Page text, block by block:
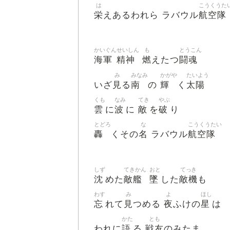
栄
は
えあるわれら ラバウル航空隊
こうくうた
海軍
かいぐん
精神
せいしん
燃
も
えたつ闘魂
とうこん
いざ 見
み
る南
みなみ
の 輝
かがや
く 太陽
たいよう
雲
くも
に波
なみ
に 敵
てき
を破
やぶ
り
轟
とどろ
くその名
な
ラバウル航空隊
こうくうたい
沈
しず
めた敵艦
てきかん
墜
おと
した敵機
てっき
も
忘
わす
れて 見
み
つめる 夜
よ
ふけの星
ほし
は
かた とも